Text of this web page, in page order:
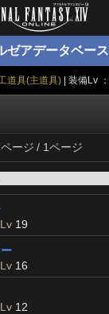
ゼアデータベース
道具(主道具) | 装備Lv ：
ージ / 1ページ
19
16
12